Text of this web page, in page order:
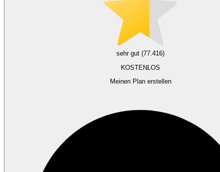
sehr gut (77.416)
KOSTENLOS
Meinen Plan erstellen